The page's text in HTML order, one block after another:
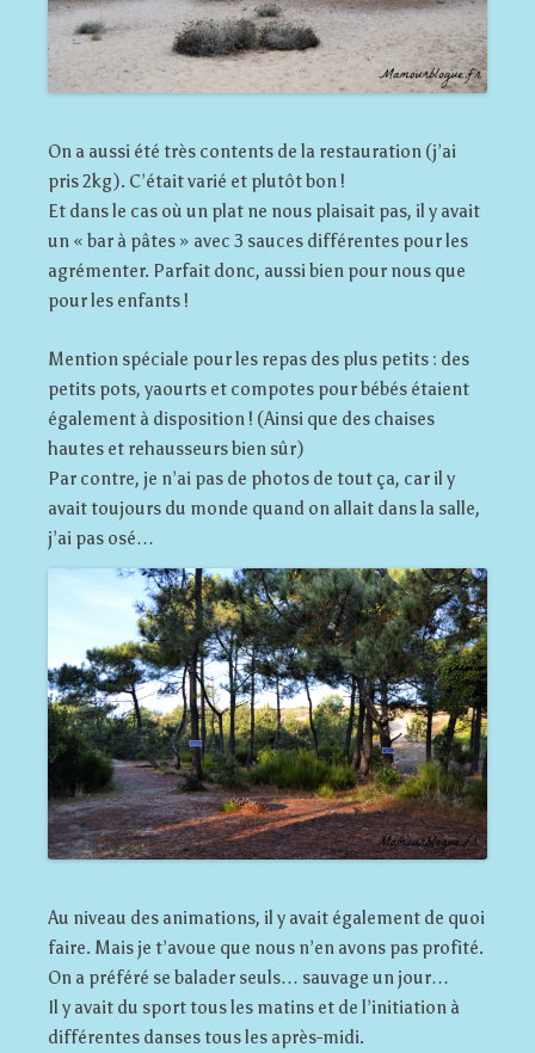
On a aussi été très contents de la restauration (j’ai
pris 2kg). C’était varié et plutôt bon !
Et dans le cas où un plat ne nous plaisait pas, il y avait
un « bar à pâtes » avec 3 sauces différentes pour les
agrémenter. Parfait donc, aussi bien pour nous que
pour les enfants !
Mention spéciale pour les repas des plus petits : des
petits pots, yaourts et compotes pour bébés étaient
également à disposition ! (Ainsi que des chaises
hautes et rehausseurs bien sûr)
Par contre, je n’ai pas de photos de tout ça, car il y
avait toujours du monde quand on allait dans la salle,
j’ai pas osé…
Au niveau des animations, il y avait également de quoi
faire. Mais je t’avoue que nous n’en avons pas profité.
On a préféré se balader seuls… sauvage un jour…
Il y avait du sport tous les matins et de l’initiation à
différentes danses tous les après-midi.